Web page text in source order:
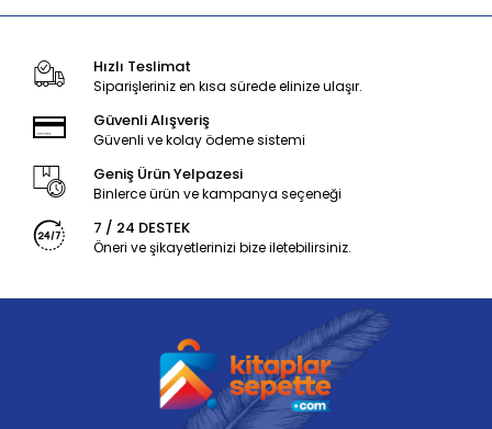
Hızlı Teslimat
Siparişleriniz en kısa sürede elinize ulaşır.
Güvenli Alışveriş
Güvenli ve kolay ödeme sistemi
Geniş Ürün Yelpazesi
Binlerce ürün ve kampanya seçeneği
7 / 24 DESTEK
Öneri ve şikayetlerinizi bize iletebilirsiniz.